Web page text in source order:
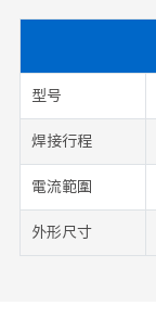
型号
焊接行程
電流範圍
外形尺寸